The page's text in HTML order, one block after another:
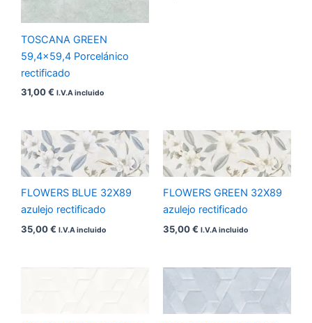
TOSCANA GREEN
59,4×59,4 Porcelánico
rectificado
31,00€ I.V.A incluido
FLOWERS BLUE 32X89
azulejo rectificado
35,00€ I.V.A incluido
FLOWERS GREEN 32X89
azulejo rectificado
35,00€ I.V.A incluido